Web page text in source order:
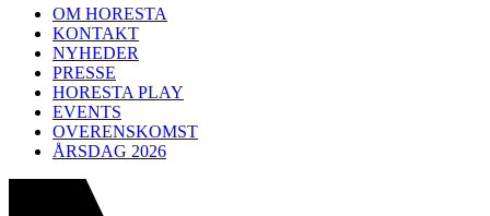
OM HORESTA
KONTAKT
NYHEDER
PRESSE
HORESTA PLAY
EVENTS
OVERENSKOMST
ÅRSDAG 2026